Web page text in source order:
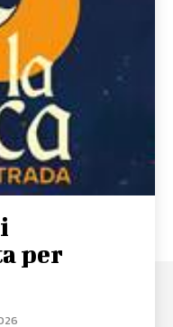
per